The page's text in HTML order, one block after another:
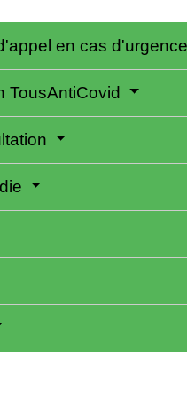
en cas
TousAntiCovid